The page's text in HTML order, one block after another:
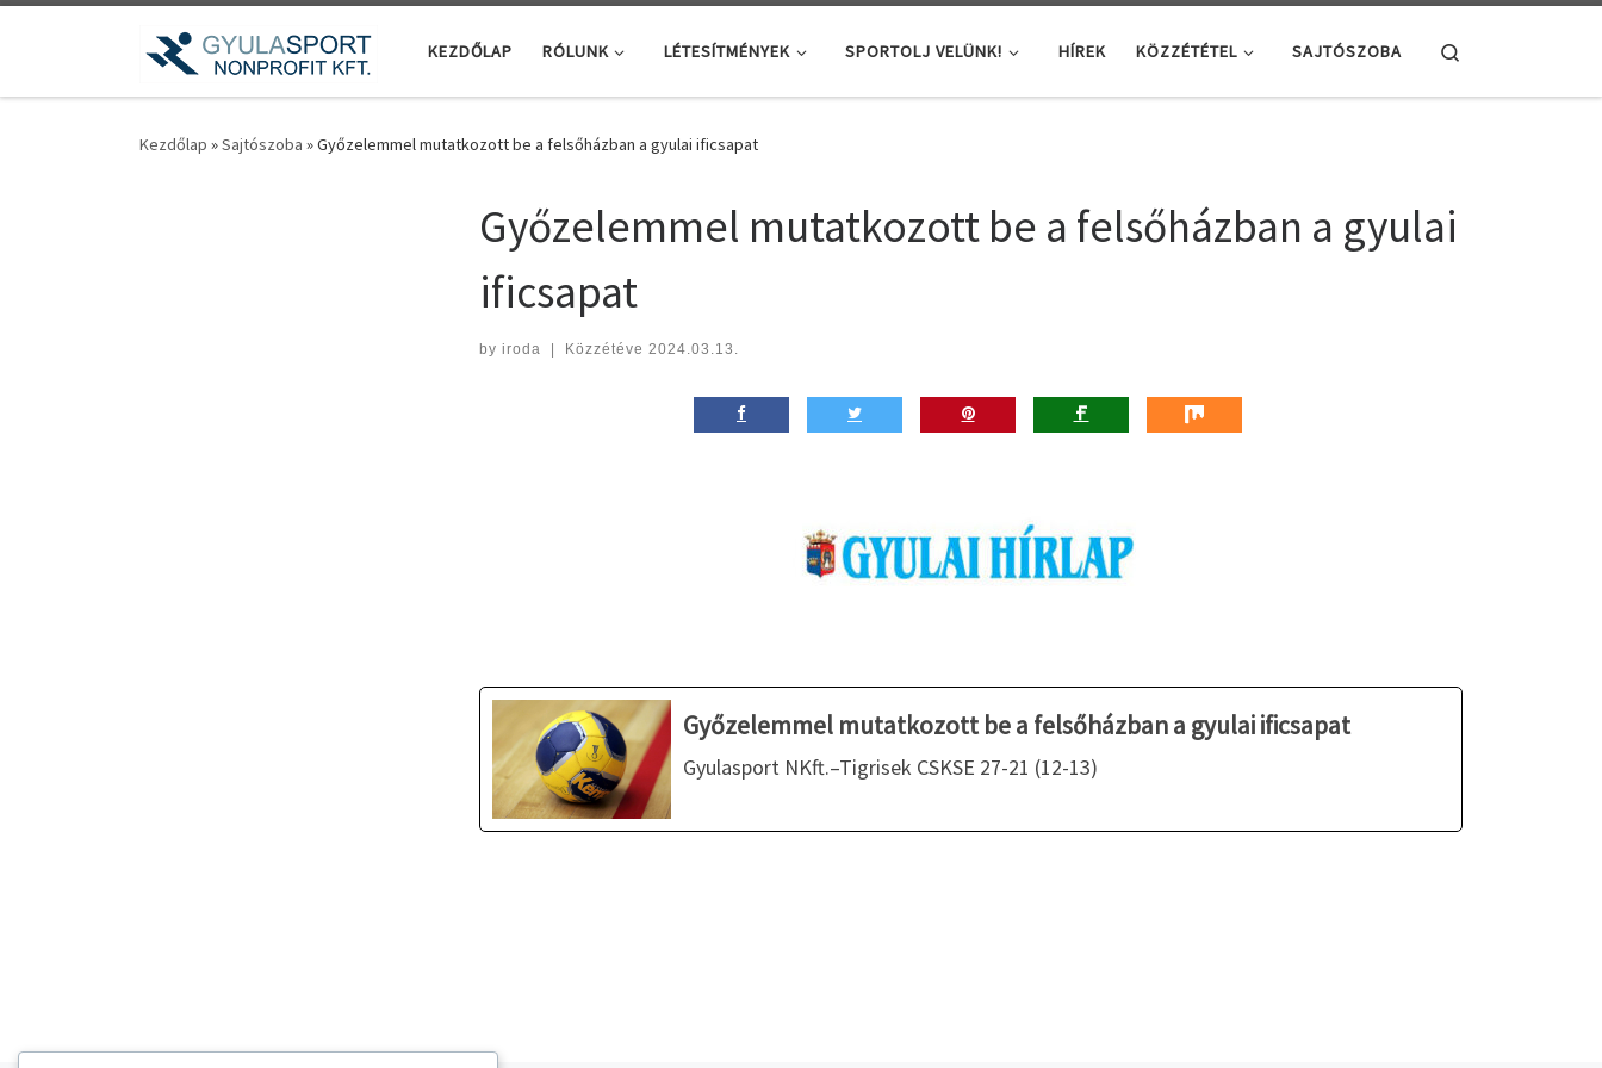
Teljes tartalom megjelenítése
KEZDŐLAP RÓLUNK LÉTESÍTMÉNYEK SPORTOLJ VELÜNK! HÍREK KÖZZÉTÉTEL SAJTÓSZOBA
Kezdőlap »Sajtószoba »Győzelemmel mutatkozott be a felsőházban a gyulai ificsapat
Győzelemmel mutatkozott be a felsőházban a gyulai
ificsapat
by iroda | Közzétéve 2024.03.13.
Győzelemmel mutatkozott be a felsőházban a gyulai ificsapat
Gyulasport NKft.–Tigrisek CSKSE 27-21 (12-13)